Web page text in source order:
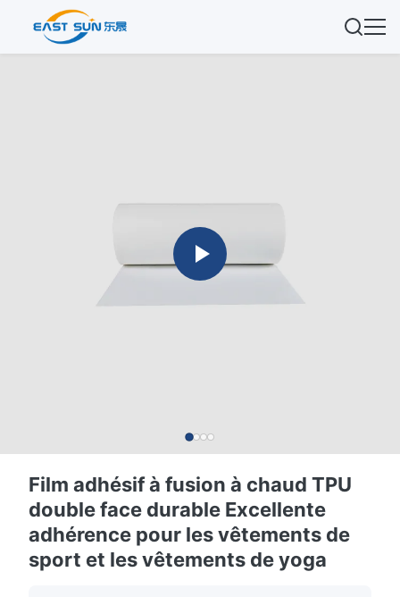
Film adhésif à fusion à chaud TPU
double face durable Excellente
adhérence pour les vêtements de
sport et les vêtements de yoga